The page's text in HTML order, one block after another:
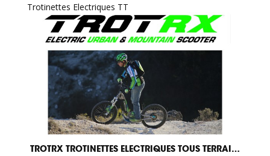
Trotinettes Electriques TT
TROTRX TROTINETTES ELECTRIQUES TOUS TERRAINS